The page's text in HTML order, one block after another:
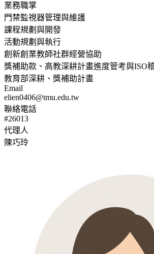
業務職掌
門禁監視器管理與維護
課程規劃與開發
活動規劃與執行
創新創業教師社群經營協助
獎補助款、高教深耕計畫進度管考與ISO
教育部深耕、獎補助計畫
Email
elien0406@tmu.edu.tw
聯絡電話
#26013
代理人
陳巧玲